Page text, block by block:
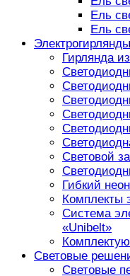
Ель
Ель
Электрогирлянды
Гирлянда
Световой
Гибкий
Комплекты
Система
«Unibelt»
Световые
Световые